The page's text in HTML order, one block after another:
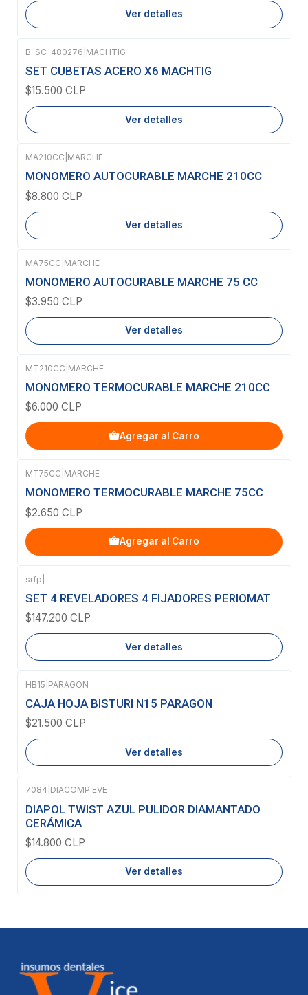
Ver detalles
Agotado
B-SC-480276 MACHTIG
SET CUBETAS ACERO X6 MACHTIG
$15.500 CLP
Ver detalles
Agotado
MA210CC MARCHE
MONOMERO AUTOCURABLE MARCHE 210CC
$8.800 CLP
Ver detalles
Agotado
MA75CC MARCHE
MONOMERO AUTOCURABLE MARCHE 75 CC
$3.950 CLP
Ver detalles
MT210CC MARCHE
MONOMERO TERMOCURABLE MARCHE 210CC
$6.000 CLP
Agregar al Carro
MT75CC MARCHE
MONOMERO TERMOCURABLE MARCHE 75CC
$2.650 CLP
Agregar al Carro
Agotado
srfp
SET 4 REVELADORES 4 FIJADORES PERIOMAT
$147.200 CLP
Ver detalles
Agotado
HB15 PARAGON
CAJA HOJA BISTURI N15 PARAGON
$21.500 CLP
Ver detalles
Agotado
7084 DIACOMP EVE
DIAPOL TWIST AZUL PULIDOR DIAMANTADO
CERÁMICA
$14.800 CLP
Ver detalles